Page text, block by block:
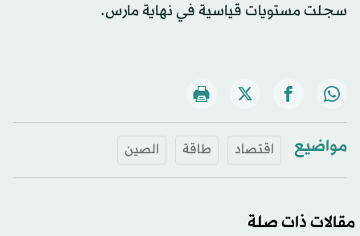
سجلت مستويات قياسية في نهاية مارس.
مواضيع اقتصاد طاقة الصين
مقالات ذات صلة